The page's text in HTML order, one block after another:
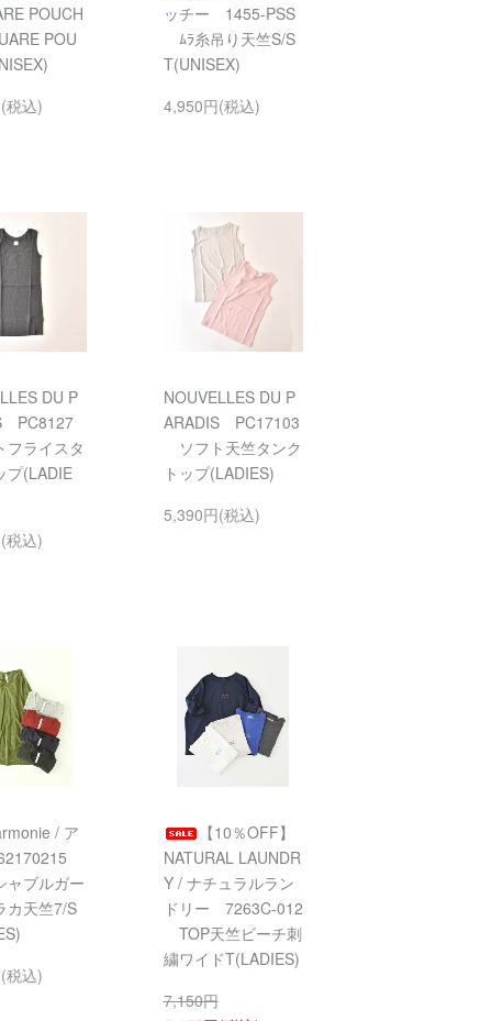
POUCH
POU
税込)
ッチー 1455-PSS
ﾑﾗ糸吊り天竺S/S
T(UNISEX)
4,950円(税込)
DU P
PC8127
ライスタ
プ(LADIE
税込)
NOUVELLES DU P
ARADIS PC17103
ソフト天竺タンク
トップ(LADIES)
5,390円(税込)
/ ア
ャブルガー
カ天竺7/S
税込)
【10％OFF】
NATURAL LAUNDR
Y / ナチュラルラン
ドリー 7263C-012
TOP天竺ビーチ刺
繍ワイドT(LADIES)
7,150円